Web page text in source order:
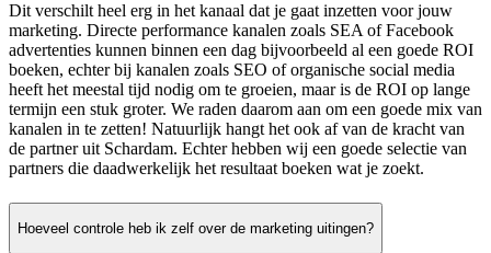
Dit verschilt heel erg in het kanaal dat je gaat inzetten voor jouw
marketing. Directe performance kanalen zoals SEA of Facebook
advertenties kunnen binnen een dag bijvoorbeeld al een goede ROI
boeken, echter bij kanalen zoals SEO of organische social media
heeft het meestal tijd nodig om te groeien, maar is de ROI op lange
termijn een stuk groter. We raden daarom aan om een goede mix van
kanalen in te zetten! Natuurlijk hangt het ook af van de kracht van
de partner uit Schardam. Echter hebben wij een goede selectie van
partners die daadwerkelijk het resultaat boeken wat je zoekt.
Hoeveel controle heb ik zelf over de marketing uitingen?